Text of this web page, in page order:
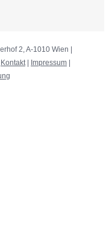
2, A-1010 Wien |
Kontakt| Impressum